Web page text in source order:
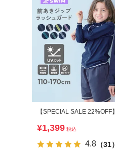
【SPECIAL SALE 22%OFF
¥1,399 税込
4.8 （31）